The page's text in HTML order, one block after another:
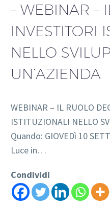
– WEBINAR –
INVESTITORI
NELLO
UN’AZIENDA
WEBINAR – IL RUOLO
ISTITUZIONALI NELLO
Quando: GIOVEDì 10
Luce in…
Condividi